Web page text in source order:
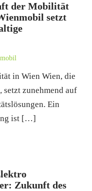
der Mobilität
setzt
in Wien Wien, die
setzt zunehmend auf
Ein
ist […]
Zukunft des